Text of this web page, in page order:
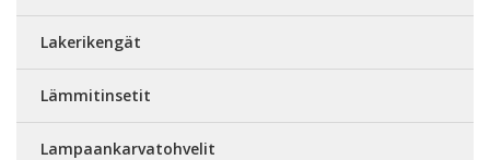
Lakerikengät
Lämmitinsetit
Lampaankarvatohvelit